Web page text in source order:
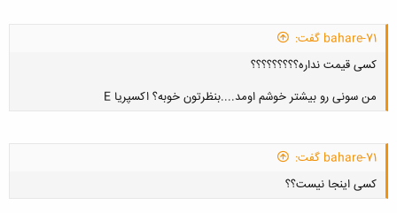
کلیک کنید تا باز شود...
bahare-71 گفت:
کسی قیمت نداره؟؟؟؟؟؟؟؟؟
من سونی رو بیشتر خوشم اومد....بنظرتون خوبه؟ اکسپریا E
bahare-71 گفت:
کسی اینجا نیست؟؟